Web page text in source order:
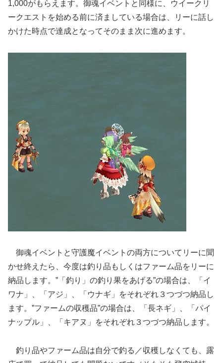
1,000がもらえます。御魂イベントと同様に、ウイークリ
ークエストを始める前に済ましている場合は、リーに話し
かけた時点で達成となってそのまま次に進めます。
御魂イベントと守護魔イベントの両方についてリーに聞
かせ終えたら、今度は釣り品もしくはファーム品をリーに
納品します。”「釣り」の釣り果をあげる”の場合は、「イ
ワナ」、「アジ」、「ウナギ」をそれぞれ３つづつ納品し
ます。”ファームの収穫品”の場合は、「長ネギ」、「パイ
ナップル」、「キアヌ」をそれぞれ３つづつ納品します。
釣り品やファーム品は自分で釣る／収穫しなくても、露